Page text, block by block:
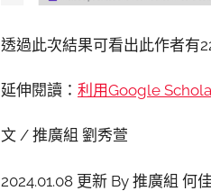
透過此次結果可看出此作者有
延伸閱讀： 利用Google
文 / 推廣組 劉秀萱
2024.01.08 更新 By 推廣組 何